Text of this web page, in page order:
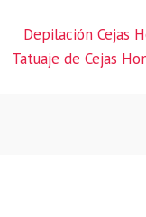
Depilación Cejas
Tatuaje de Cejas